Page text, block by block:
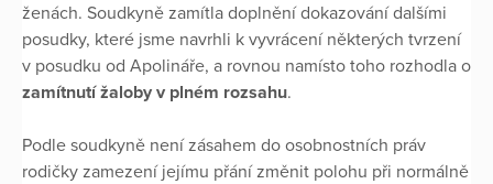
ženách. Soudkyně zamítla doplnění dokazování dalšími
posudky, které jsme navrhli k vyvrácení některých tvrzení
v posudku od Apolináře, a rovnou namísto toho rozhodla o
zamítnutí žaloby v plném rozsahu.
Podle soudkyně není zásahem do osobnostních práv
rodičky zamezení jejímu přání změnit polohu při normálně